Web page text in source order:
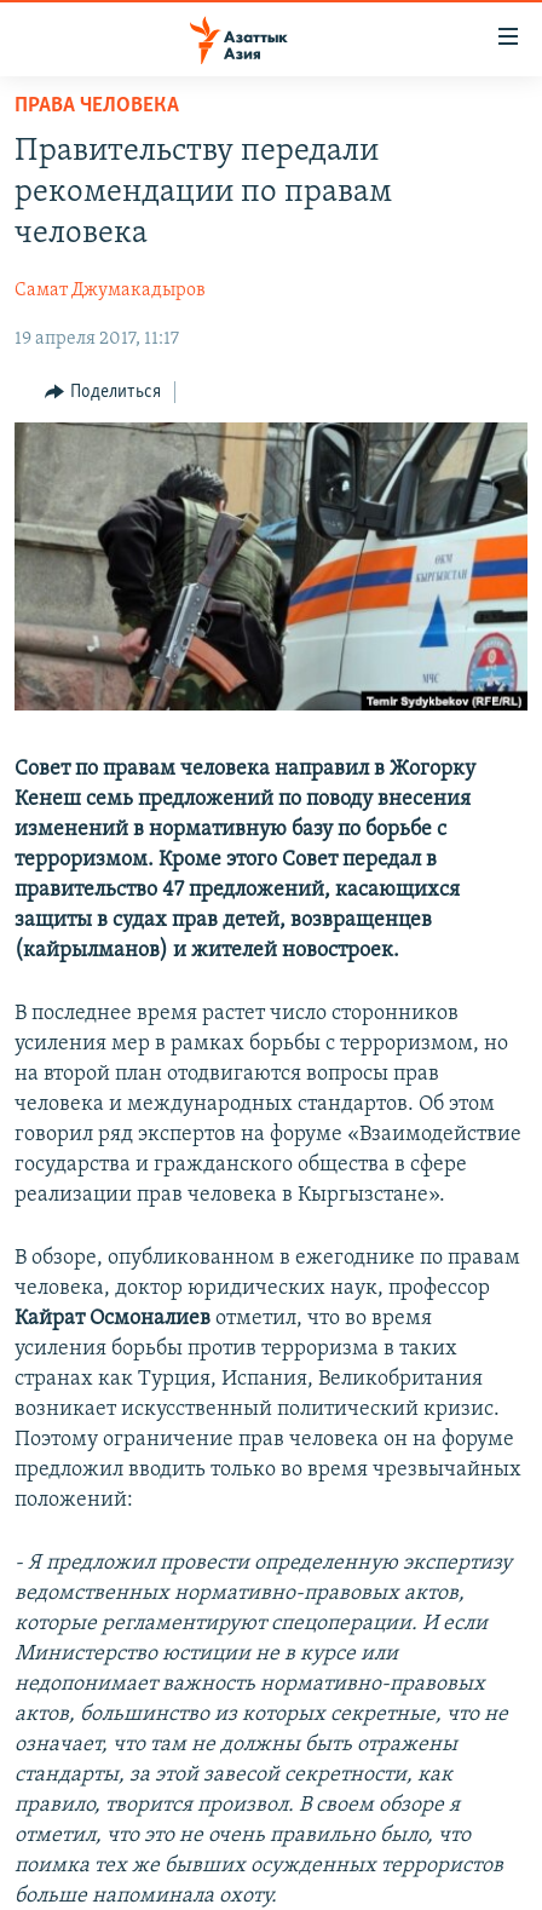
Вернуться
основному
содержанию
Вернутся
главной
навигации
Вернутся
поиску
КАЗАХСТАН
ТАДЖИКИСТАН
НОВОСТИ
ВОЙНА В УКРАИНЕ
ҚАЗАҚША
КЫРГЫЗЧА
ЎЗБЕКЧА
ТОҶИКӢ
TÜRKMENÇE
Все сайты РСЕ/РС
ПРАВА ЧЕЛОВЕКА
Правительству передали
рекомендации по правам
человека
Самат Джумакадыров
19 апреля 2017, 11:17
Поделиться
Совет по правам человека направил в Жогорку
Кенеш семь предложений по поводу внесения
изменений в нормативную базу по борьбе с
терроризмом. Кроме этого Совет передал в
правительство 47 предложений, касающихся
защиты в судах прав детей, возвращенцев
(кайрылманов) и жителей новостроек.
В последнее время растет число сторонников
усиления мер в рамках борьбы с терроризмом, но
на второй план отодвигаются вопросы прав
человека и международных стандартов. Об этом
говорил ряд экспертов на форуме «Взаимодействие
государства и гражданского общества в сфере
реализации прав человека в Кыргызстане».
В обзоре, опубликованном в ежегоднике по правам
человека, доктор юридических наук, профессор
Кайрат Осмоналиев отметил, что во время
усиления борьбы против терроризма в таких
странах как Турция, Испания, Великобритания
возникает искусственный политический кризис.
Поэтому ограничение прав человека он на форуме
предложил вводить только во время чрезвычайных
положений:
- Я предложил провести определенную экспертизу
ведомственных нормативно-правовых актов,
которые регламентируют спецоперации. И если
Министерство юстиции не в курсе или
недопонимает важность нормативно-правовых
актов, большинство из которых секретные, что не
означает, что там не должны быть отражены
стандарты, за этой завесой секретности, как
правило, творится произвол. В своем обзоре я
отметил, что это не очень правильно было, что
поимка тех же бывших осужденных террористов
больше напоминала охоту.